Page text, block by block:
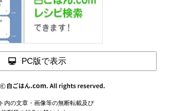
閉じる
PC版で表示
内の文章・画像等の無断転載及び